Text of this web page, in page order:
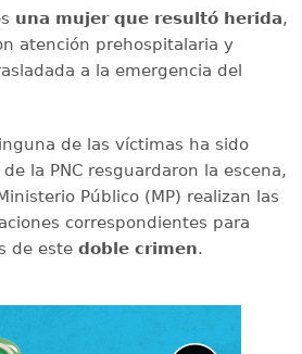
una mujer que resultó herida,
atención prehospitalaria y
a la emergencia del
de las víctimas ha sido
la PNC resguardaron la escena,
Público (MP) realizan las
correspondientes para
de este doble crimen.